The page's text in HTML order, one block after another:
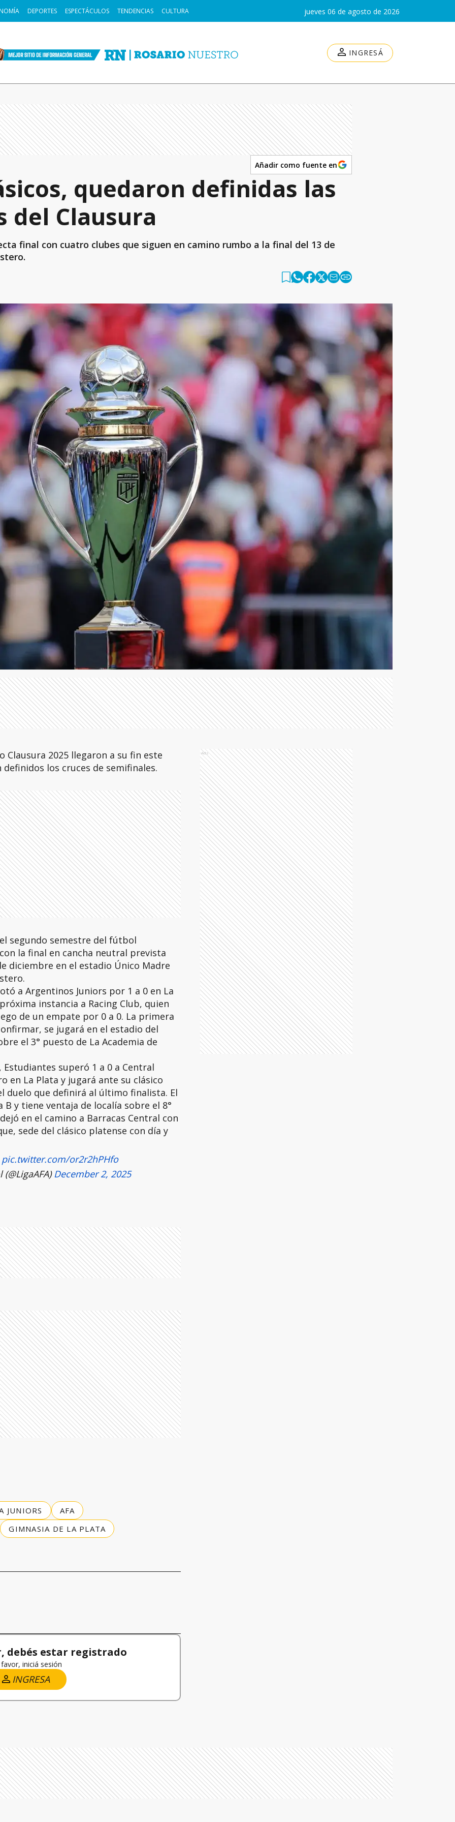
DEPORTES ESPECTÁCULOS TENDENCIAS CULTURA jueves 06 de agosto de 2026
INGRESÁ
Añadir como fuente en
quedaron definidas las
del Clausura
final con cuatro clubes que siguen en camino rumbo a la final del 13 de
Clausura 2025 llegaron a su fin este
los cruces de semifinales.
segundo semestre del fútbol
la final en cancha neutral prevista
diciembre en el estadio Único Madre
a Argentinos Juniors por 1 a 0 en La
instancia a Racing Club, quien
de un empate por 0 a 0. La primera
se jugará en el estadio del
el 3° puesto de La Academia de
superó 1 a 0 a Central
en La Plata y jugará ante su clásico
duelo que definirá al último finalista. El
B y tiene ventaja de localía sobre el 8°
en el camino a Barracas Central con
sede del clásico platense con día y
pic.twitter.com/or2r2hPHfo
December 2, 2025
JUNIORS
AFA
GIMNASIA DE LA PLATA
debés estar registrado
iniciá sesión
INGRESA
Ads